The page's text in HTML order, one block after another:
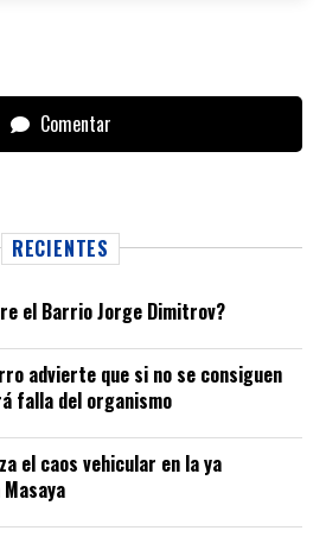
Comentar
RECIENTES
el Barrio Jorge Dimitrov?
advierte que si no se consiguen
falla del organismo
el caos vehicular en la ya